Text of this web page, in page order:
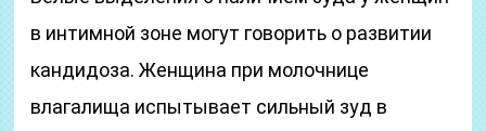
в интимной зоне могут говорить о развитии
кандидоза. Женщина при молочнице
влагалища испытывает сильный зуд в